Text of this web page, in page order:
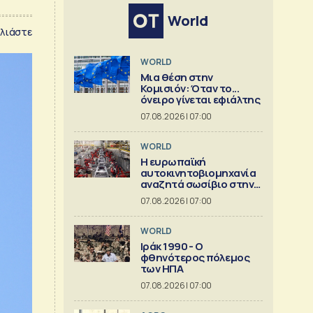
World
WORLD
Μια θέση στην
Κομισιόν: Όταν το...
όνειρο γίνεται εφιάλτης
07.08.2026 | 07:00
WORLD
Η ευρωπαϊκή
αυτοκινητοβιομηχανία
αναζητά σωσίβιο στην
Κίνα
07.08.2026 | 07:00
WORLD
Ιράκ 1990 - Ο
φθηνότερος πόλεμος
των ΗΠΑ
07.08.2026 | 07:00